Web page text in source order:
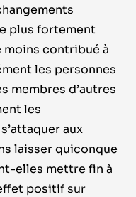
plus fortement
moins contribué à
les personnes
membres d’autres
les
aux
laisser quiconque
elles mettre fin à
positif sur